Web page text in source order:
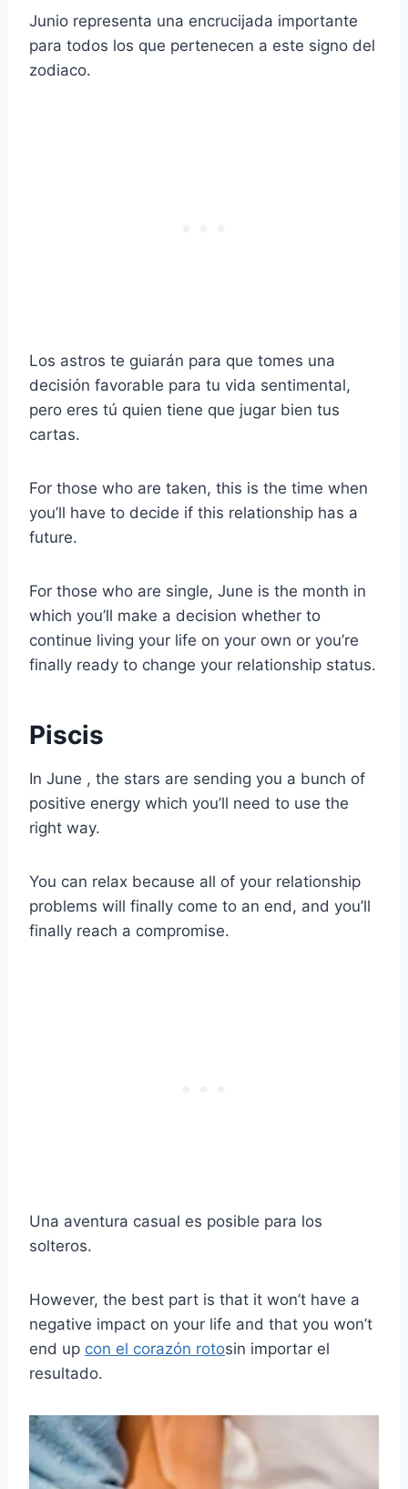
Junio representa una encrucijada importante
para todos los que pertenecen a este signo del
zodiaco.
Los astros te guiarán para que tomes una
decisión favorable para tu vida sentimental,
pero eres tú quien tiene que jugar bien tus
cartas.
For those who are taken, this is the time when
you’ll have to decide if this relationship has a
future.
For those who are single, June is the month in
which you’ll make a decision whether to
continue living your life on your own or you’re
finally ready to change your relationship status.
Piscis
In June , the stars are sending you a bunch of
positive energy which you’ll need to use the
right way.
You can relax because all of your relationship
problems will finally come to an end, and you’ll
finally reach a compromise.
Una aventura casual es posible para los
solteros.
However, the best part is that it won’t have a
negative impact on your life and that you won’t
end up con el corazón rotosin importar el
resultado.